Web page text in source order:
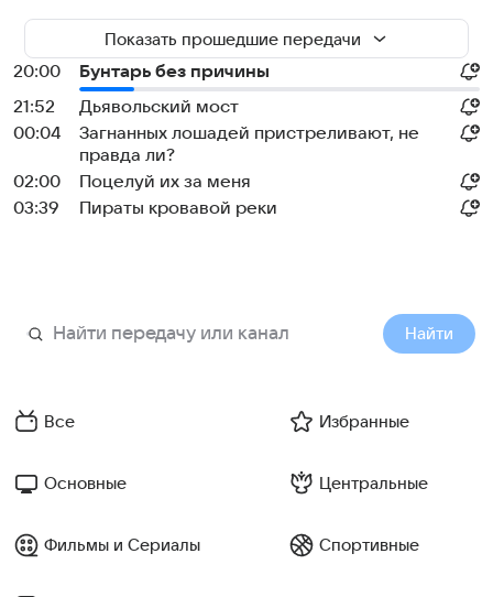
Показать прошедшие передачи
20:00
Бунтарь без причины
21:52
Дьявольский мост
00:04
Загнанных лошадей пристреливают, не
правда ли?
02:00
Поцелуй их за меня
03:39
Пираты кровавой реки
Найти
Все Избранные
Основные Центральные
Фильмы и Сериалы Спортивные